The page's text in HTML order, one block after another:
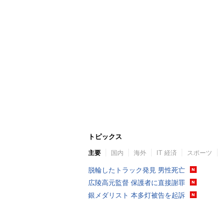
トピックス
主要 国内 海外 IT 経済 スポーツ
脱輪したトラック発見 男性死亡
広陵高元監督 保護者に直接謝罪
銀メダリスト 本多灯被告を起訴